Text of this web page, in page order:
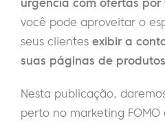
urgência com ofertas
você pode aproveitar o
seus clientes exibir a
suas páginas de
Nesta publicação,
perto no marketing FOMO